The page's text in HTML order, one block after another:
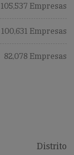
105,537 Empresas
100,631 Empresas
82,078 Empresas
Distrito